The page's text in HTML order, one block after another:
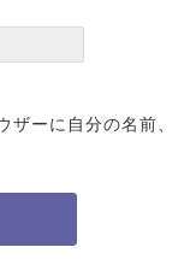
ザーに自分の名前、